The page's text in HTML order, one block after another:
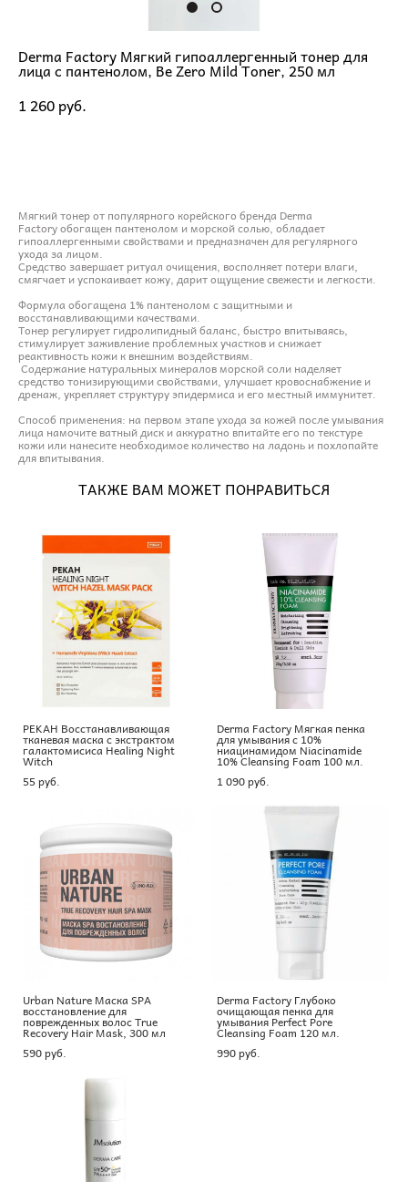
Derma Factory Мягкий гипоаллергенный тонер для
лица с пантенолом, Be Zero Mild Toner, 250 мл
1 260 pуб.
Мягкий тонер от популярного корейского бренда Derma
Factory обогащен пантенолом и морской солью, обладает
гипоаллергенными свойствами и предназначен для регулярного
ухода за лицом.
Средство завершает ритуал очищения, восполняет потери влаги,
смягчает и успокаивает кожу, дарит ощущение свежести и легкости.
Формула обогащена 1% пантенолом с защитными и
восстанавливающими качествами.
Тонер регулирует гидролипидный баланс, быстро впитываясь,
стимулирует заживление проблемных участков и снижает
реактивность кожи к внешним воздействиям.
Содержание натуральных минералов морской соли наделяет
средство тонизирующими свойствами, улучшает кровоснабжение и
дренаж, укрепляет структуру эпидермиса и его местный иммунитет.
Способ применения: на первом этапе ухода за кожей после умывания
лица намочите ватный диск и аккуратно впитайте его по текстуре
кожи или нанесите необходимое количество на ладонь и похлопайте
для впитывания.
ТАКЖЕ ВАМ МОЖЕТ ПОНРАВИТЬСЯ
PEKAH Восстанавливающая
тканевая маска с экстрактом
галактомисиса Healing Night
Witch
55 pуб.
Derma Factory Мягкая пенка
для умывания с 10%
ниацинамидом Niacinamide
10% Cleansing Foam 100 мл.
1 090 pуб.
Urban Nature Маска SPA
восстановление для
поврежденных волос True
Recovery Hair Mask, 300 мл
590 pуб.
Derma Factory Глубоко
очищающая пенка для
умывания Perfect Pore
Cleansing Foam 120 мл.
990 pуб.